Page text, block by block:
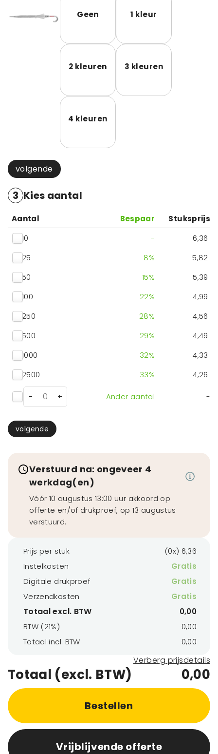
Geen 1 kleur
2 kleuren 3 kleuren
4 kleuren
volgende
3 Kies aantal
Aantal Bespaar
Stuksprijs
10
-
6,36
25
8%
5,82
50
15%
5,39
100
22%
4,99
250
28%
4,56
500
29%
4,49
1000
32%
4,33
2500
33% 4,26
- + Ander aantal -
volgende
Verstuurd na: ongeveer 4
werkdag(en)
Vóór 10 augustus 13:00 uur akkoord op
offerte en/of drukproef, op 13 augustus
verstuurd.
Prijs per stuk
(0x) 6,36
Instelkosten
Gratis
Digitale drukproef
Gratis
Verzendkosten
Gratis
Totaal excl. BTW
0,00
BTW (21%)
0,00
Totaal incl. BTW
0,00
Verberg prijsdetails
Totaal (excl. BTW) 0,00
Bestellen
Vrijblijvende offerte